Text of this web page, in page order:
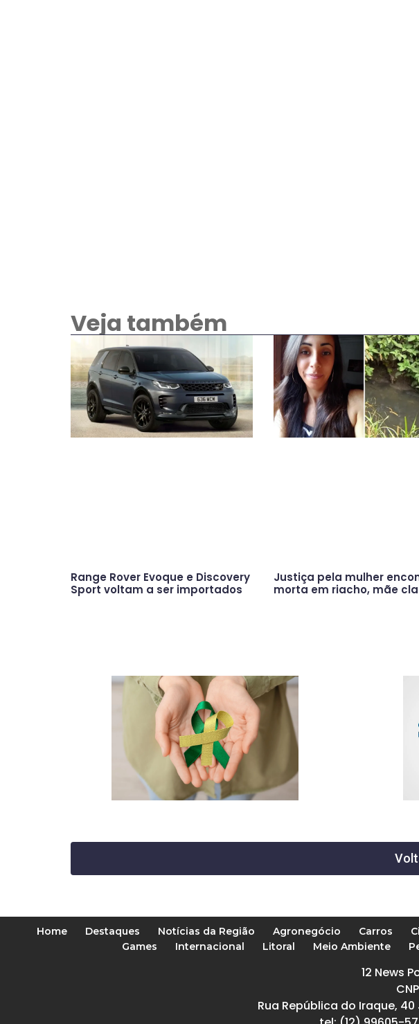
Veja também
Range Rover Evoque e Discovery
Sport voltam a ser importados
Justiça pela mulher
morta em riacho, mãe
Home Destaques Notícias da Região Agronegócio Carros
Games
Internacional Litoral Meio Ambiente
12 News
Rua República do Iraque,